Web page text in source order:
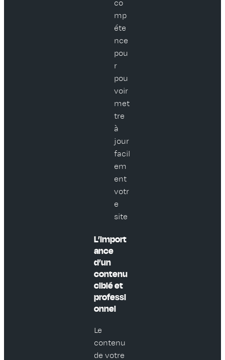
co
mp
éte
nce
pou
r
pou
voir
met
tre
à
jour
facil
em
ent
votr
e
site
L’import
ance
d’un
contenu
ciblé et
professi
onnel
Le
contenu
de votre